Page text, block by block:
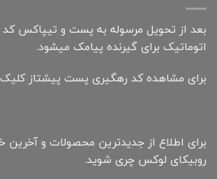
بعد از تحویل مرسوله به پست و تیپاکس
اتوماتیک برای گیرنده پیامک میشود.
برای مشاهده کد رهگیری پست پیشتاز
برای اطلاع از جدیدترین محصولات و آخرین
روبیکای لوکس چری شوید.